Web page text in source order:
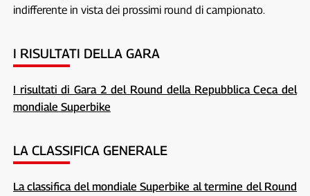
indifferente in vista dei prossimi round di campionato.
I RISULTATI DELLA GARA
I risultati di Gara 2 del Round della Repubblica Ceca del
mondiale Superbike
LA CLASSIFICA GENERALE
La classifica del mondiale Superbike al termine del Round